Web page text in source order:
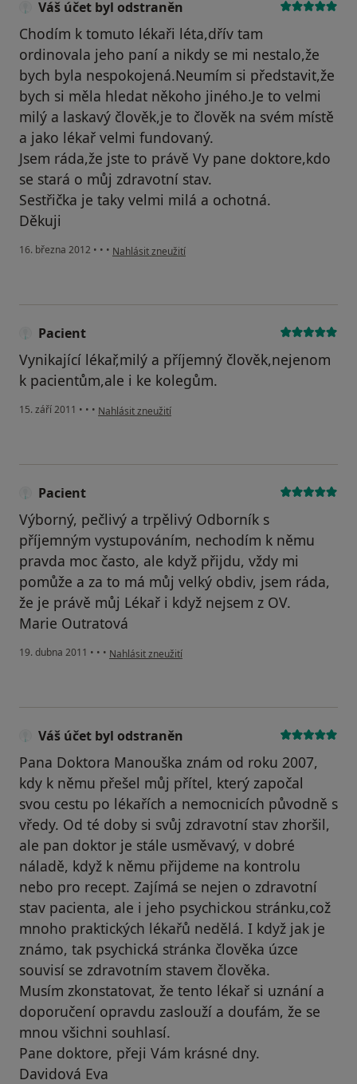
Váš účet byl odstraněn
Chodím k tomuto lékaři léta,dřív tam
ordinovala jeho paní a nikdy se mi nestalo,že
bych byla nespokojená.Neumím si představit,že
bych si měla hledat někoho jiného.Je to velmi
milý a laskavý člověk,je to člověk na svém místě
a jako lékař velmi fundovaný.
Jsem ráda,že jste to právě Vy pane doktore,kdo
se stará o můj zdravotní stav.
Sestřička je taky velmi milá a ochotná.
Děkuji
16. března 2012 • • • podle názoru uživatele Váš účet byl odstraněn
Nahlásit zneužití
Pacient
Vynikající lékař,milý a příjemný člověk,nejenom
k pacientům,ale i ke kolegům.
15. září 2011 • • • podle názoru uživatele Pacient
Nahlásit zneužití
Pacient
Výborný, pečlivý a trpělivý Odborník s
příjemným vystupováním, nechodím k němu
pravda moc často, ale když přijdu, vždy mi
pomůže a za to má můj velký obdiv, jsem ráda,
že je právě můj Lékař i když nejsem z OV.
Marie Outratová
19. dubna 2011 • • • podle názoru uživatele Pacient
Nahlásit zneužití
Váš účet byl odstraněn
Pana Doktora Manouška znám od roku 2007,
kdy k němu přešel můj přítel, který započal
svou cestu po lékařích a nemocnicích původně s
vředy. Od té doby si svůj zdravotní stav zhoršil,
ale pan doktor je stále usměvavý, v dobré
náladě, když k němu přijdeme na kontrolu
nebo pro recept. Zajímá se nejen o zdravotní
stav pacienta, ale i jeho psychickou stránku,což
mnoho praktických lékařů nedělá. I když jak je
známo, tak psychická stránka člověka úzce
souvisí se zdravotním stavem člověka.
Musím zkonstatovat, že tento lékař si uznání a
doporučení opravdu zaslouží a doufám, že se
mnou všichni souhlasí.
Pane doktore, přeji Vám krásné dny.
Davidová Eva